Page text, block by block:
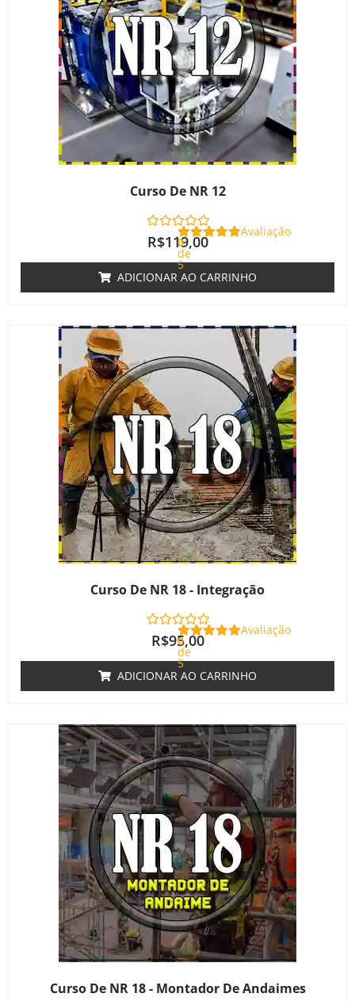
Curso De NR 12
Avaliação
0
de
5
R$119,00
ADICIONAR AO CARRINHO
Curso De NR 18 - Integração
Avaliação
0
de
5
R$95,00
ADICIONAR AO CARRINHO
Curso De NR 18 - Montador De Andaimes